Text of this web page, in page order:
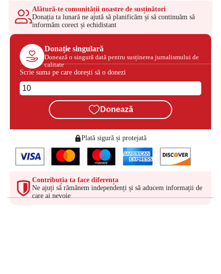
Alătură-te comunității noastre de susținători
Donația ta lunară ne ajută să planificăm și să continuăm să
informăm corect și echidistant
Donație singulară
Donează o singură dată pentru susținerea jurnalismului de
calitate
Scrie suma pe care dorești să o donezi
Donează
Plată sigură și protejată
Contribuția ta face diferența
Ne ajuți să rămânem independenți și să aducem informații de
care ai nevoie